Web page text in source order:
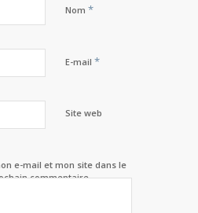
Nom *
E-mail *
Site web
e-mail et mon site dans le
commentaire.